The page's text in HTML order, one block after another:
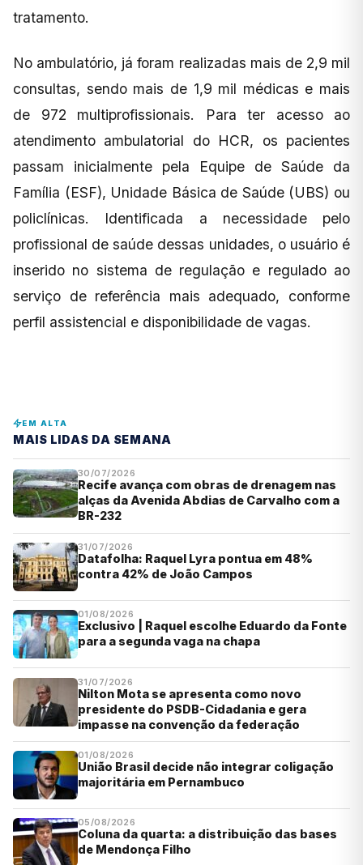
tratamento.
No ambulatório, já foram realizadas mais de 2,9 mil
consultas, sendo mais de 1,9 mil médicas e mais
de 972 multiprofissionais. Para ter acesso ao
atendimento ambulatorial do HCR, os pacientes
passam inicialmente pela Equipe de Saúde da
Família (ESF), Unidade Básica de Saúde (UBS) ou
policlínicas. Identificada a necessidade pelo
profissional de saúde dessas unidades, o usuário é
inserido no sistema de regulação e regulado ao
serviço de referência mais adequado, conforme
perfil assistencial e disponibilidade de vagas.
EM ALTA
MAIS LIDAS DA SEMANA
30/07/2026
Recife avança com obras de drenagem nas
alças da Avenida Abdias de Carvalho com a
BR-232
31/07/2026
Datafolha: Raquel Lyra pontua em 48%
contra 42% de João Campos
01/08/2026
Exclusivo | Raquel escolhe Eduardo da Fonte
para a segunda vaga na chapa
31/07/2026
Nilton Mota se apresenta como novo
presidente do PSDB-Cidadania e gera
impasse na convenção da federação
01/08/2026
União Brasil decide não integrar coligação
majoritária em Pernambuco
05/08/2026
Coluna da quarta: a distribuição das bases
de Mendonça Filho